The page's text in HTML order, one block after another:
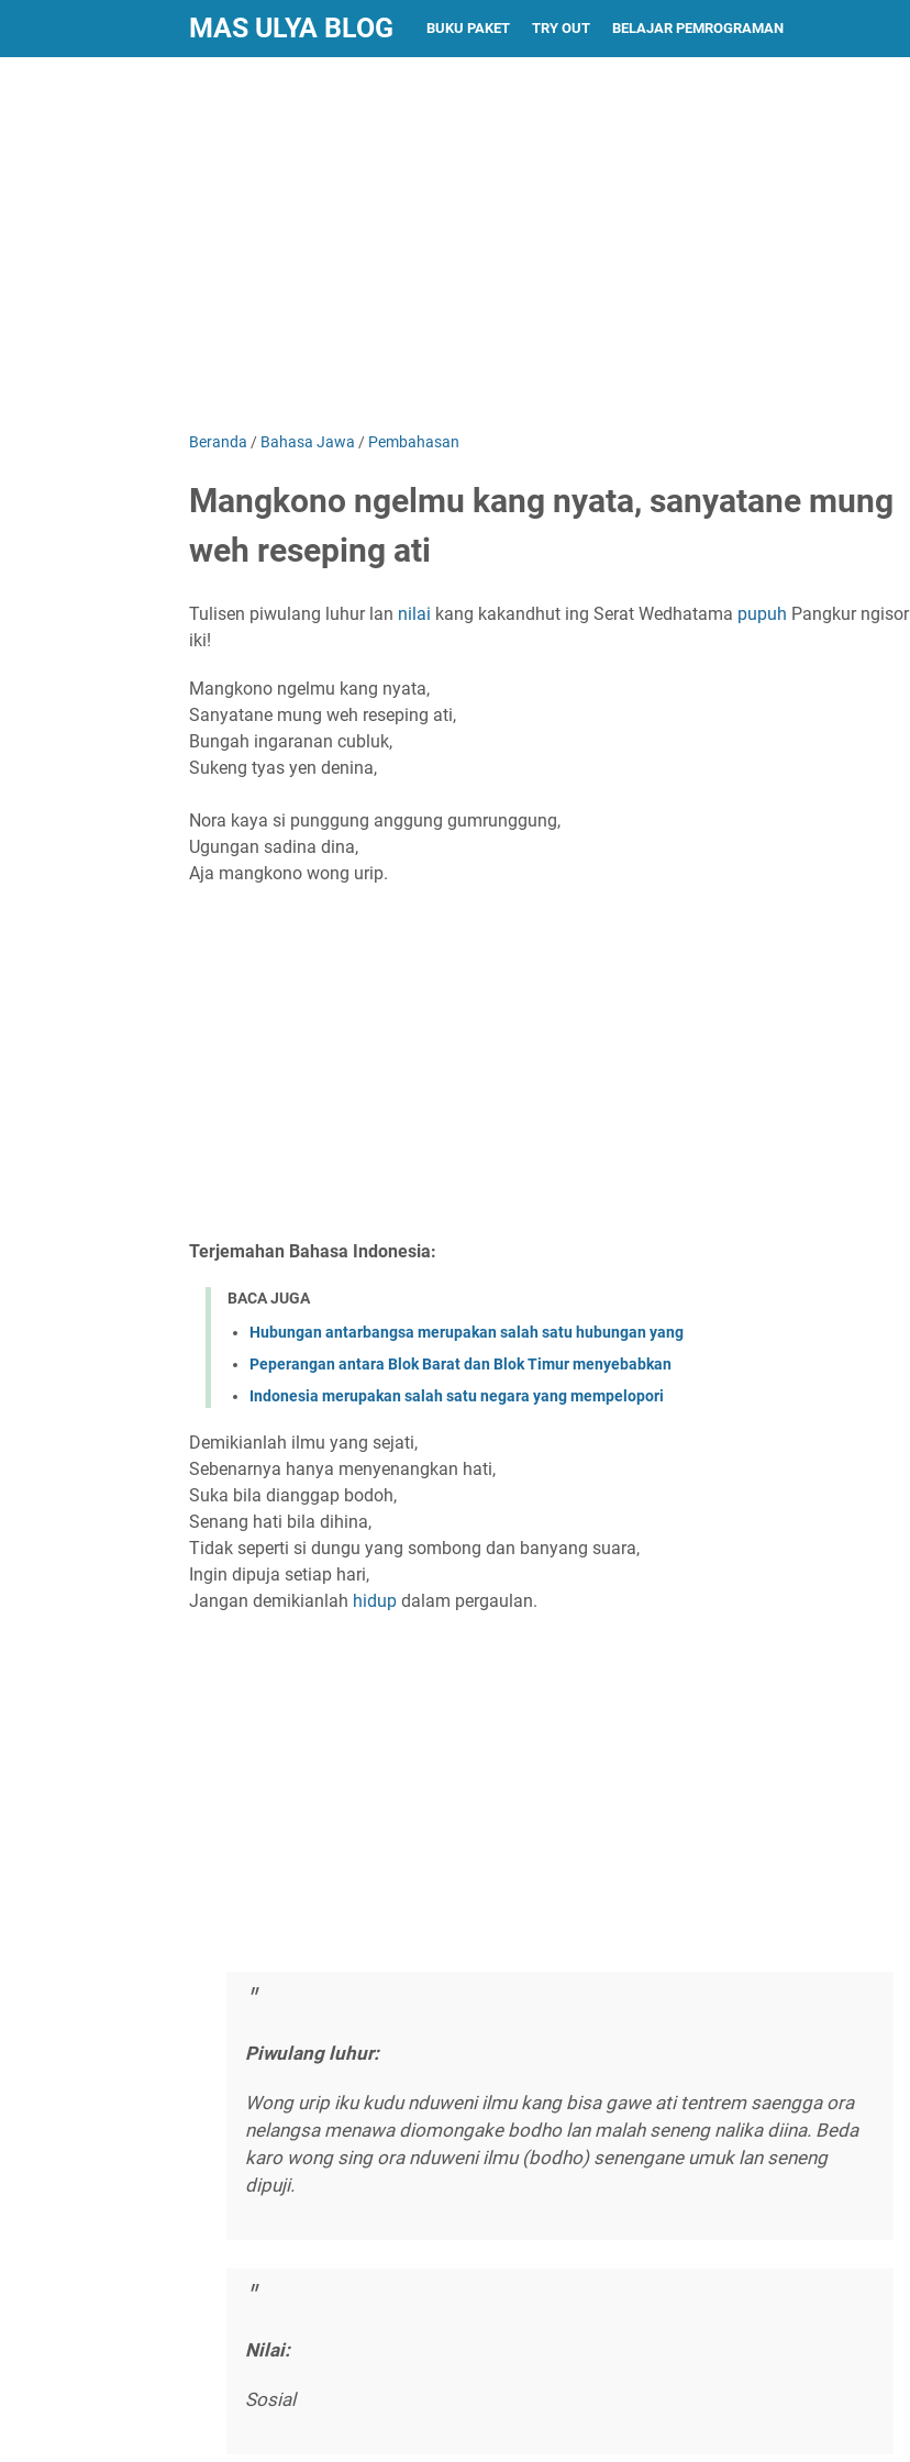
MAS ULYA BLOG BUKU PAKET TRY OUT BELAJAR PEMROGRAMAN
Beranda / Bahasa Jawa / Pembahasan
Mangkono ngelmu kang nyata, sanyatane mung
weh reseping ati
Tulisen piwulang luhur lan nilai kang kakandhut ing Serat Wedhatama pupuh Pangkur ngisor
iki!
Mangkono ngelmu kang nyata,
Sanyatane mung weh reseping ati,
Bungah ingaranan cubluk,
Sukeng tyas yen denina,
Nora kaya si punggung anggung gumrunggung,
Ugungan sadina dina,
Aja mangkono wong urip.
Terjemahan Bahasa Indonesia:
BACA JUGA
Hubungan antarbangsa merupakan salah satu hubungan yang
Peperangan antara Blok Barat dan Blok Timur menyebabkan
Indonesia merupakan salah satu negara yang mempelopori
Demikianlah ilmu yang sejati,
Sebenarnya hanya menyenangkan hati,
Suka bila dianggap bodoh,
Senang hati bila dihina,
Tidak seperti si dungu yang sombong dan banyang suara,
Ingin dipuja setiap hari,
Jangan demikianlah hidup dalam pergaulan.
Piwulang luhur:
Wong urip iku kudu nduweni ilmu kang bisa gawe ati tentrem saengga ora
nelangsa menawa diomongake bodho lan malah seneng nalika diina. Beda
karo wong sing ora nduweni ilmu (bodho) senengane umuk lan seneng
dipuji.
Nilai:
Sosial